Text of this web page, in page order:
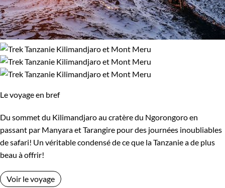
Le voyage en bref
Du sommet du Kilimandjaro au cratère du Ngorongoro en
passant par Manyara et Tarangire pour des journées inoubliables
de safari! Un véritable condensé de ce que la Tanzanie a de plus
beau à offrir!
Voir le voyage